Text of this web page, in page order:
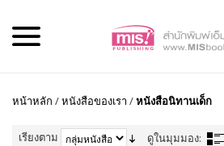
หน้าหลัก /หนังสือของเรา /หนังสือนิทานเด็ก
เรียงตาม
ดูในมุมมอง: